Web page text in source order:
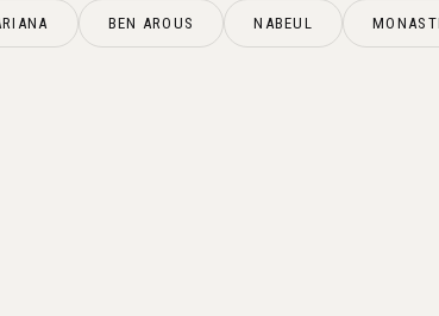
BEN AROUS NABEUL